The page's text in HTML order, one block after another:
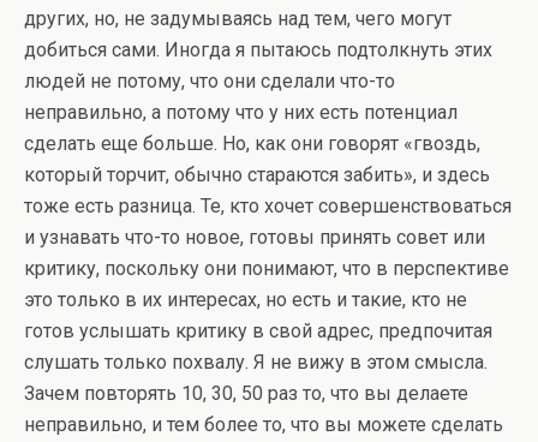
других, но, не задумываясь над тем, чего могут
добиться сами. Иногда я пытаюсь подтолкнуть этих
людей не потому, что они сделали что-то
неправильно, а потому что у них есть потенциал
сделать еще больше. Но, как они говорят «гвоздь,
который торчит, обычно стараются забить», и здесь
тоже есть разница. Те, кто хочет совершенствоваться
и узнавать что-то новое, готовы принять совет или
критику, поскольку они понимают, что в перспективе
это только в их интересах, но есть и такие, кто не
готов услышать критику в свой адрес, предпочитая
слушать только похвалу. Я не вижу в этом смысла.
Зачем повторять 10, 30, 50 раз то, что вы делаете
неправильно, и тем более то, что вы можете сделать